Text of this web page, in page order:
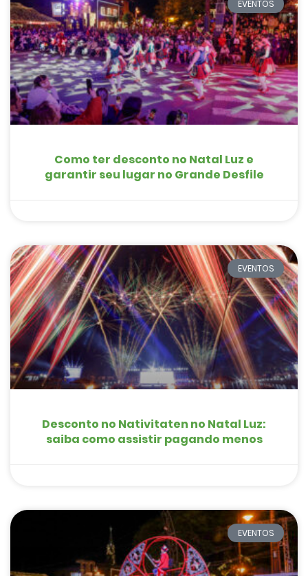
EVENTOS
Como ter desconto no Natal Luz e
garantir seu lugar no Grande Desfile
EVENTOS
Desconto no Nativitaten no Natal Luz:
saiba como assistir pagando menos
EVENTOS